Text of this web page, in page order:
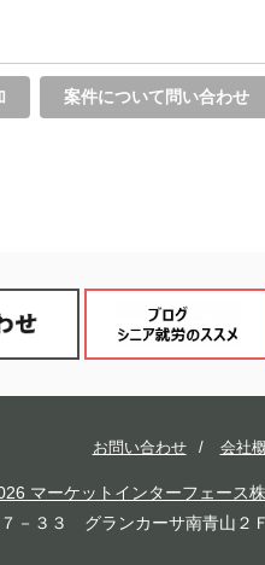
案件について問い合わせ
お問い合わせ 会社
マーケットインターフェース
－３３ グランカーサ南青山２